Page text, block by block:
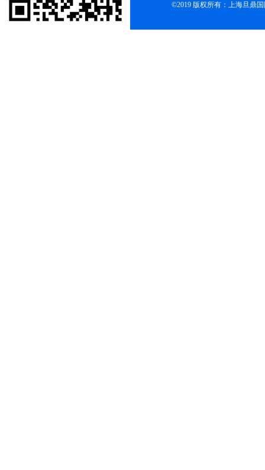
©2019 版权所有：上海旦鼎